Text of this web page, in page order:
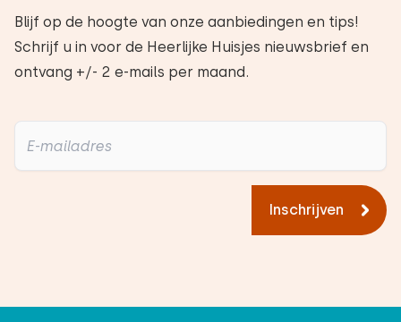
Blijf op de hoogte van onze aanbiedingen en tips!
Schrijf u in voor de Heerlijke Huisjes nieuwsbrief en
ontvang +/- 2 e-mails per maand.
Inschrijven